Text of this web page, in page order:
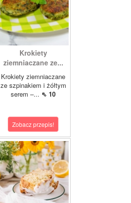
Krokiety
ziemniaczane ze...
Krokiety ziemniaczane
ze szpinakiem i żółtym
serem –... ⇖ 10
Zobacz przepis!